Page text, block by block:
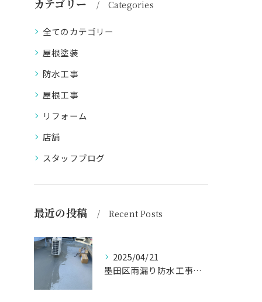
カテゴリー Categories
全てのカテゴリー
屋根塗装
防水工事
屋根工事
リフォーム
店舗
スタッフブログ
最近の投稿 Recent Posts
2025/04/21
墨田区雨漏り防水工事はナカオ塗装まで！！